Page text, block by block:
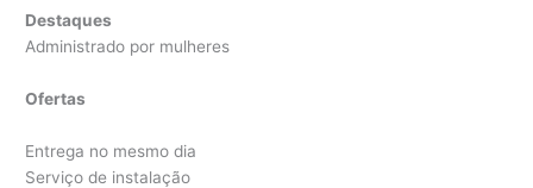
Destaques
Administrado por mulheres
Ofertas
Entrega no mesmo dia
Serviço de instalação